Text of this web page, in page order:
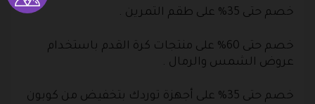
خصم حتى 35% على طقم التمرين .
خصم حتى 60% على منتجات كرة القدم باستخدام
عروض الشمس والرمال .
خصم حتى 35% على أجهزة توردك بتخفيض من كوبون